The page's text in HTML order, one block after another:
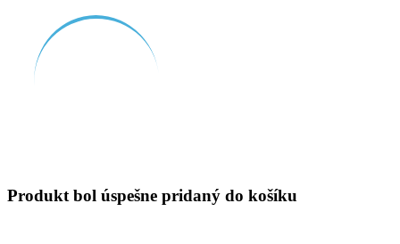
Produkt bol úspešne pridaný do košíku